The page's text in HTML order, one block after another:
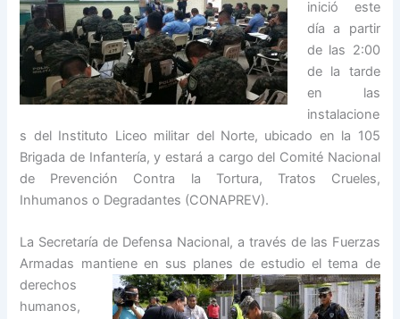
inició este
día a partir
de las 2:00
de la tarde
en las
instalacione
s del Instituto Liceo militar del Norte, ubicado en la 105
Brigada de Infantería, y estará a cargo del Comité Nacional
de Prevención Contra la Tortura, Tratos Crueles,
Inhumanos o Degradantes (CONAPREV).
La Secretaría de Defensa Nacional, a través de las Fuerzas
Armadas mantiene en sus planes de estudio el tema de
derechos
humanos,